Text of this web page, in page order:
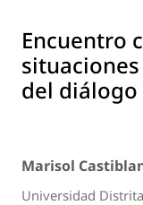
Encuentro
del diálogo
Marisol
Universidad